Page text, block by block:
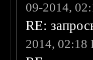
09-2014,
RE:
2014, 02:18